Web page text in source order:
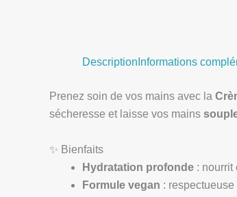
Description Informations
Prenez soin de vos mains avec la
sécheresse et laisse vos mains
✨ Bienfaits
Hydratation profonde : nourrit
Formule vegan : respectueuse